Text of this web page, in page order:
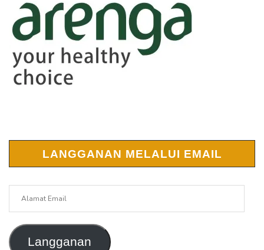
LANGGANAN MELALUI EMAIL
Langganan